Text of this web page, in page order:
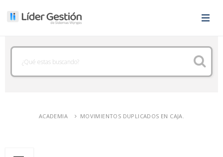
ACADEMIA MOVIMIENTOS DUPLICADOS EN CAJA.